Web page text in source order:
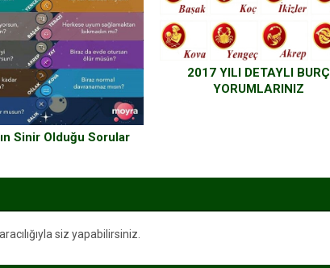
Sinir Olduğu Sorular
2017 YILI DETAYLI BURÇ
YORUMLARINIZ
siz yapabilirsiniz.